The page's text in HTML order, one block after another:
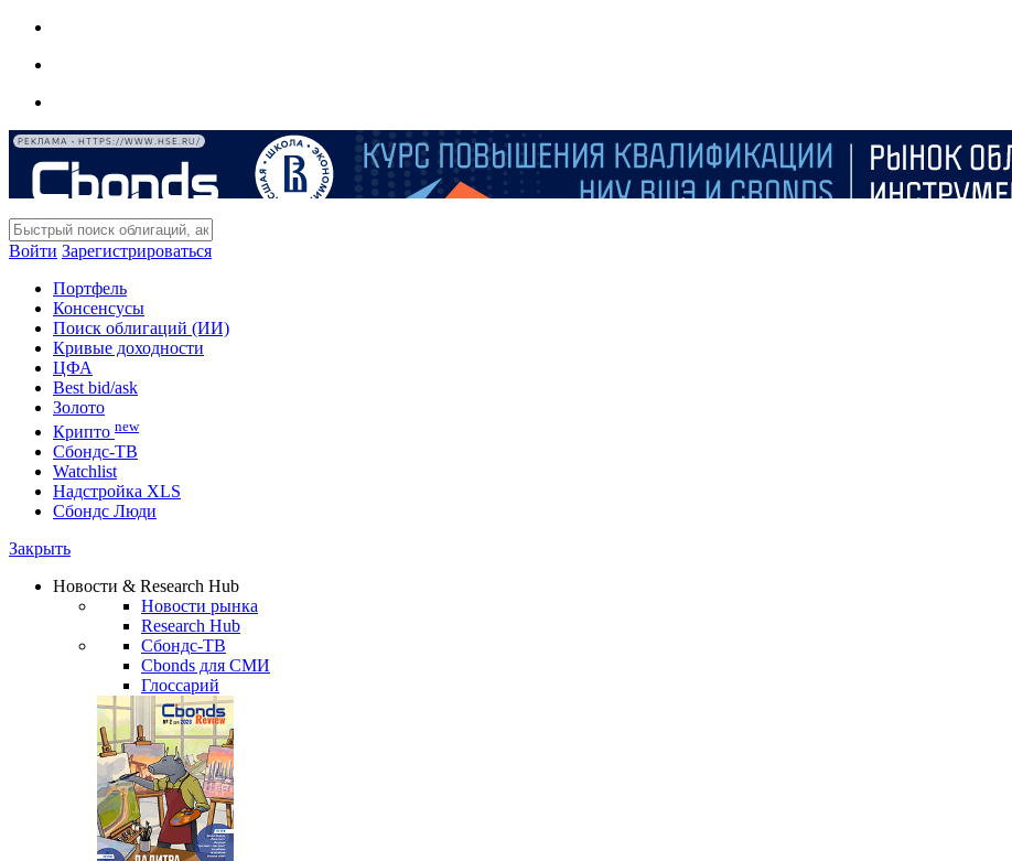
РЕКЛАМА • HTTPS://WWW.HSE.RU/
Войти Зарегистрироваться
Портфель
Консенсусы
Поиск облигаций (ИИ)
Кривые доходности
ЦФА
Best bid/ask
Золото
Крипто new
Сбондс-ТВ
Watchlist
Надстройка XLS
Сбондс Люди
Закрыть
Новости & Research Hub
Новости рынка
Research Hub
Сбондс-ТВ
Cbonds для СМИ
Глоссарий